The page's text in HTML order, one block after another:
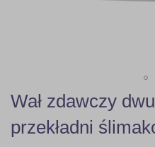
Skip
to
beginning
Wał zdawczy
przekładni